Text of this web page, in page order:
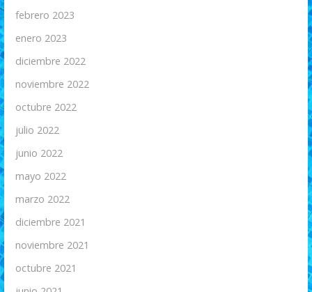
febrero 2023
enero 2023
diciembre 2022
noviembre 2022
octubre 2022
julio 2022
junio 2022
mayo 2022
marzo 2022
diciembre 2021
noviembre 2021
octubre 2021